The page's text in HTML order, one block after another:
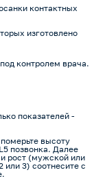
контактных
изготовлено
контролем врача.
показателей -
высоту
позвонка. Далее
рост (мужской или
3) соотнесите с